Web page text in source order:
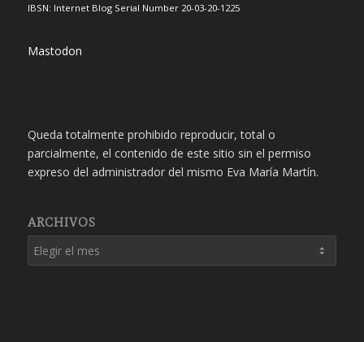
IBSN: Internet Blog Serial Number 20-03-20-1225
Mastodon
Queda totalmente prohibido reproducir, total o
parcialmente, el contenido de este sitio sin el permiso
expreso del administrador del mismo Eva María Martín.
ARCHIVOS